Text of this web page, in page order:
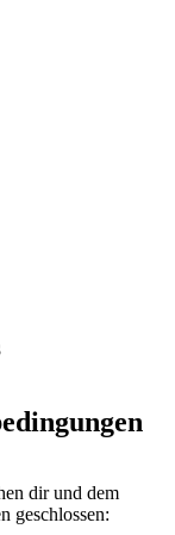
dir und dem
geschlossen: